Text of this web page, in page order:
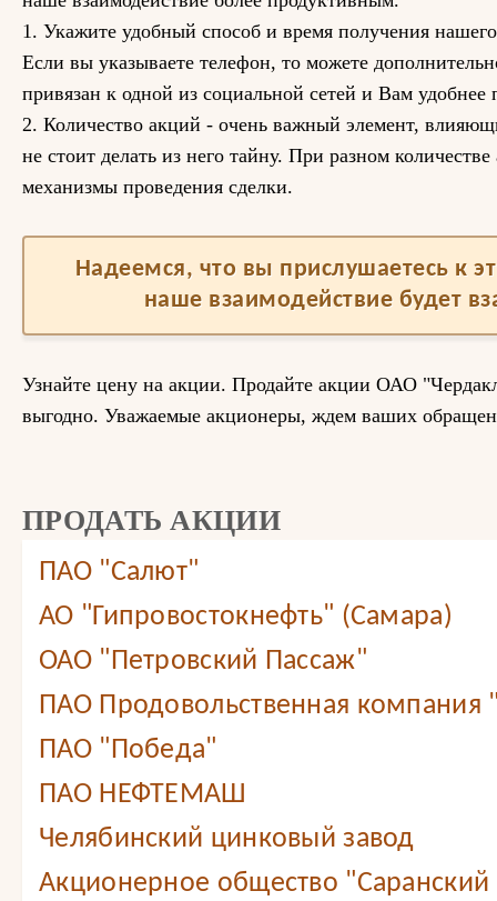
1. Укажите удобный способ и время получения
Если вы указываете телефон, то можете
привязан к одной из социальной сетей и Вам удобнее
2. Количество акций - очень важный элемент,
не стоит делать из него тайну. При разном
механизмы проведения сделки.
Надеемся, что вы прислушаетесь к
наше взаимодействие будет
Узнайте цену на акции. Продайте акции ОАО
выгодно. Уважаемые акционеры, ждем ваших
ПРОДАТЬ АКЦИИ
ПАО "Салют"
АО "Гипровостокнефть" (Самара)
ОАО "Петровский Пассаж"
ПАО Продовольственная
ПАО "Победа"
ПАО НЕФТЕМАШ
Челябинский цинковый завод
Акционерное общество "Саранский